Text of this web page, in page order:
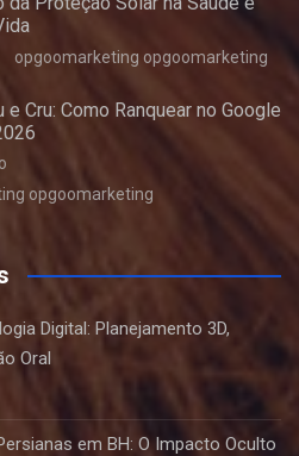
opgoomarketing opgoomarketing
Cru: Como Ranquear no Google
opgoomarketing
Digital: Planejamento 3D,
Oral
em BH: O Impacto Oculto